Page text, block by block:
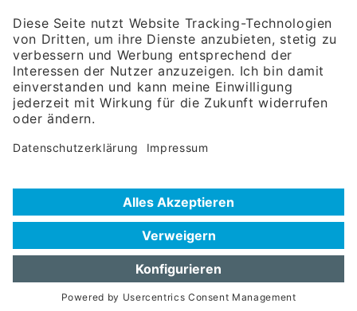
Rosenheimer Str. 143C
81671 München
Tel:+49 180 5949260
(Festnetz 14 ct/min, Mobil max. 42 ct/min)
Hotline
Datenschutzerklärung
Nutzungsbedingungen
Häufig gestellte Fragen (FAQ)